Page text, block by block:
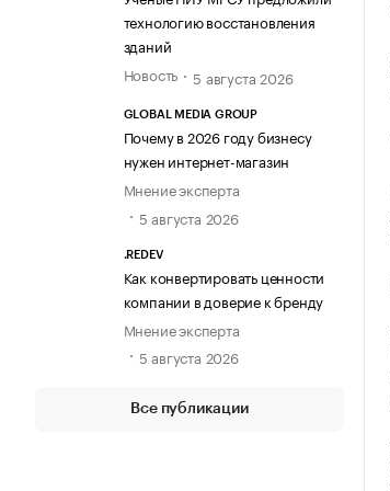
технологию восстановления
зданий
Новость
5 августа 2026
GLOBAL MEDIA GROUP
Почему в 2026 году бизнесу
нужен интернет-магазин
Мнение эксперта
5 августа 2026
.REDEV
Как конвертировать ценности
компании в доверие к бренду
Мнение эксперта
5 августа 2026
Все публикации